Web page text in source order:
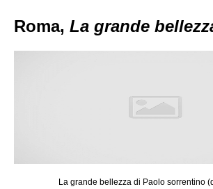
Roma, La grande
La grande bellezza di Paolo sorrentino